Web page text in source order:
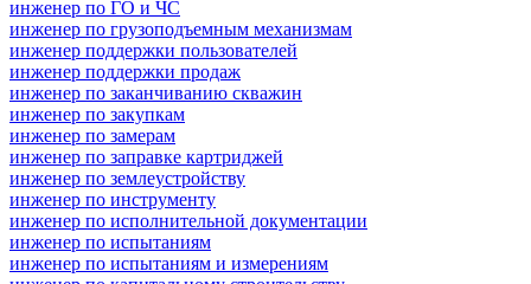
инженер по ГО и ЧС
инженер по грузоподъемным механизмам
инженер поддержки пользователей
инженер поддержки продаж
инженер по заканчиванию скважин
инженер по закупкам
инженер по замерам
инженер по заправке картриджей
инженер по землеустройству
инженер по инструменту
инженер по исполнительной документации
инженер по испытаниям
инженер по испытаниям и измерениям